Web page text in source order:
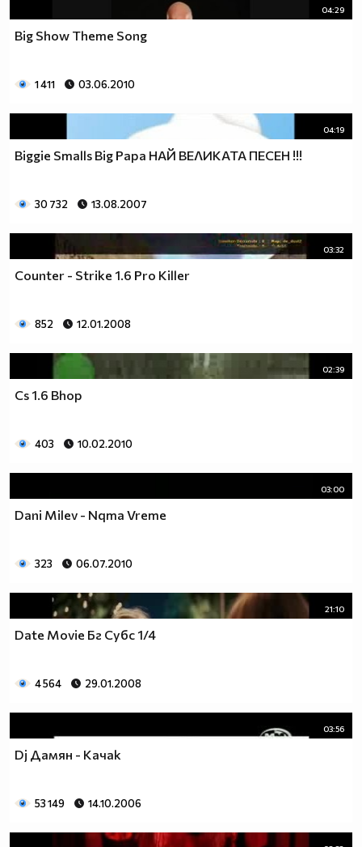
04:29
Big Show Theme Song
1 411 03.06.2010
04:19
Biggie Smalls Big Papa НАЙ ВЕЛИКАТА ПЕСЕН !!!
30 732 13.08.2007
03:32
Counter - Strike 1.6 Pro Killer
852 12.01.2008
02:39
Cs 1.6 Bhop
403 10.02.2010
03:00
Dani Milev - Nqma Vreme
323 06.07.2010
21:10
Date Movie Бг Субс 1/4
4 564 29.01.2008
03:56
Dj Дамян - Качак
53 149 14.10.2006